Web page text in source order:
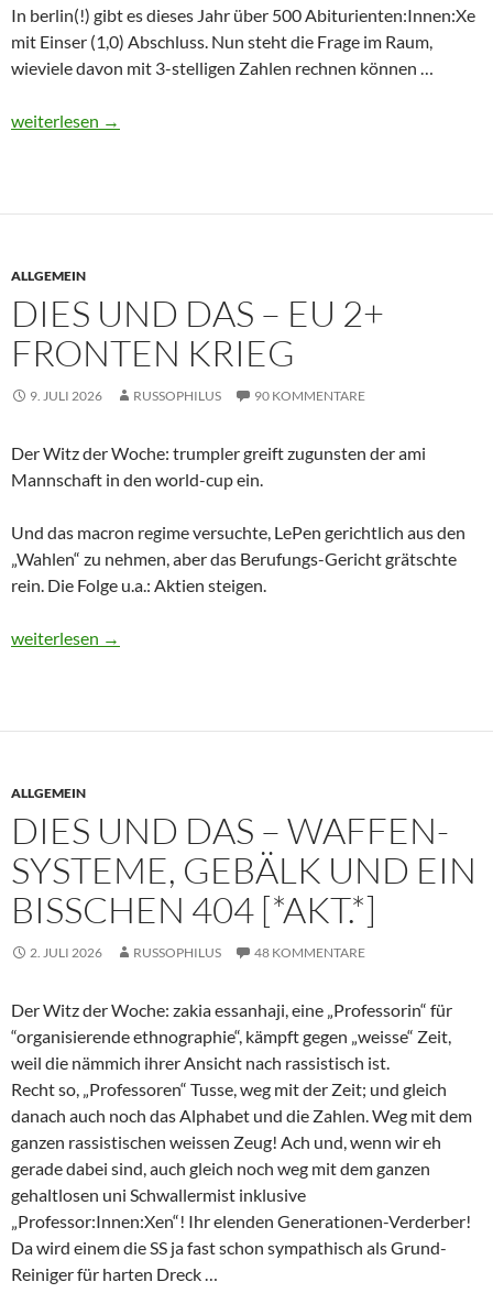
In berlin(!) gibt es dieses Jahr über 500 Abiturienten:Innen:Xe
mit Einser (1,0) Abschluss. Nun steht die Frage im Raum,
wieviele davon mit 3-stelligen Zahlen rechnen können …
Dies und Das – Krieg, Lüge und ein kleiner Verdacht
weiterlesen →
ALLGEMEIN
DIES UND DAS – EU 2+
FRONTEN KRIEG
9. JULI 2026 RUSSOPHILUS 90 KOMMENTARE
Der Witz der Woche: trumpler greift zugunsten der ami
Mannschaft in den world-cup ein.
Und das macron regime versuchte, LePen gerichtlich aus den
„Wahlen“ zu nehmen, aber das Berufungs-Gericht grätschte
rein. Die Folge u.a.: Aktien steigen.
Dies und Das – eu 2+ Fronten Krieg
weiterlesen →
ALLGEMEIN
DIES UND DAS – WAFFEN-
SYSTEME, GEBÄLK UND EIN
BISSCHEN 404 [*AKT.*]
2. JULI 2026 RUSSOPHILUS 48 KOMMENTARE
Der Witz der Woche: zakia essanhaji, eine „Professorin“ für
“organisierende ethnographie“, kämpft gegen „weisse“ Zeit,
weil die nämmich ihrer Ansicht nach rassistisch ist.
Recht so, „Professoren“ Tusse, weg mit der Zeit; und gleich
danach auch noch das Alphabet und die Zahlen. Weg mit dem
ganzen rassistischen weissen Zeug! Ach und, wenn wir eh
gerade dabei sind, auch gleich noch weg mit dem ganzen
gehaltlosen uni Schwallermist inklusive
„Professor:Innen:Xen“! Ihr elenden Generationen-Verderber!
Da wird einem die SS ja fast schon sympathisch als Grund-
Reiniger für harten Dreck …